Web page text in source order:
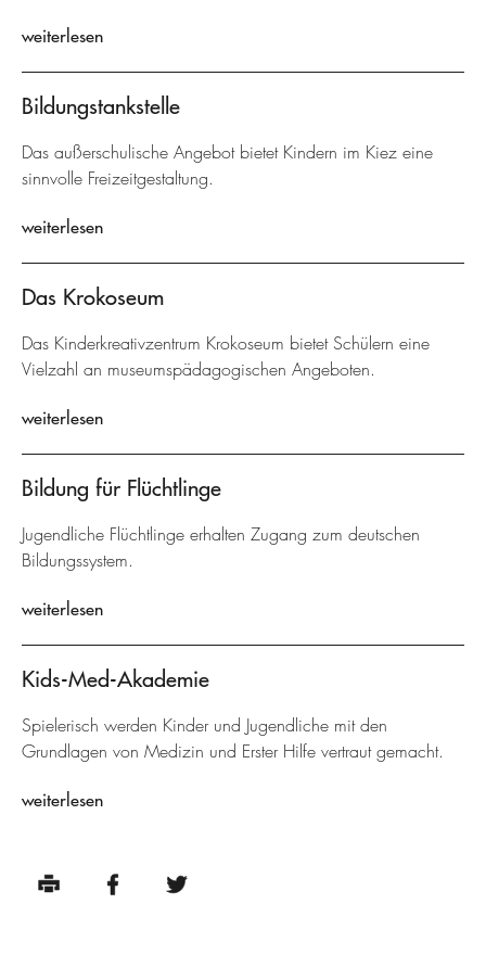
weiterlesen
Bildungstankstelle
Das außerschulische Angebot bietet Kindern im Kiez eine
sinnvolle Freizeitgestaltung.
weiterlesen
Das Krokoseum
Das Kinderkreativzentrum Krokoseum bietet Schülern eine
Vielzahl an museumspädagogischen Angeboten.
weiterlesen
Bildung für Flüchtlinge
Jugendliche Flüchtlinge erhalten Zugang zum deutschen
Bildungssystem.
weiterlesen
Kids-Med-Akademie
Spielerisch werden Kinder und Jugendliche mit den
Grundlagen von Medizin und Erster Hilfe vertraut gemacht.
weiterlesen